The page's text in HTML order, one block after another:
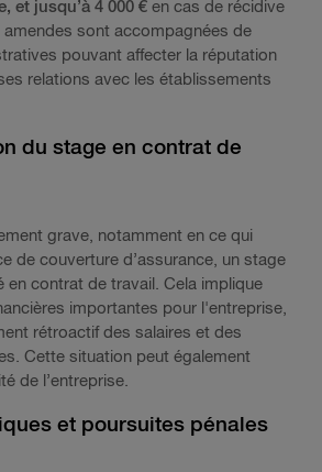
et jusqu’à 4 000 € en cas de récidive
amendes sont accompagnées de
pouvant affecter la réputation
relations avec les établissements
du stage en contrat de
grave, notamment en ce qui
de couverture d’assurance, un stage
en contrat de travail. Cela implique
importantes pour l'entreprise,
rétroactif des salaires et des
Cette situation peut également
de l’entreprise.
et poursuites pénales